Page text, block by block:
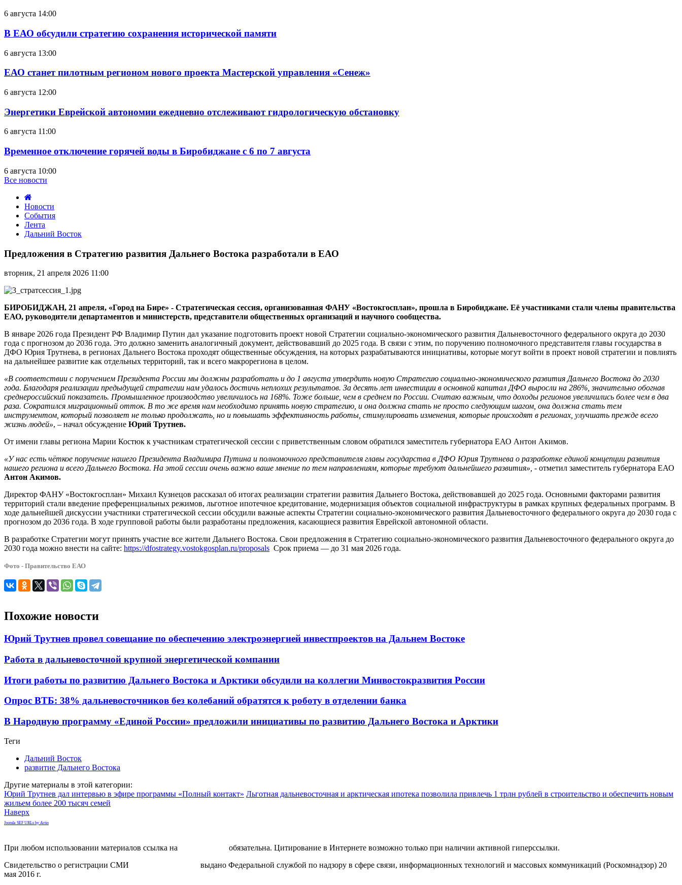
6 августа 14:00
В ЕАО обсудили стратегию сохранения исторической памяти
6 августа 13:00
ЕАО станет пилотным регионом нового проекта Мастерской управления «Сенеж»
6 августа 12:00
Энергетики Еврейской автономии ежедневно отслеживают гидрологическую обстановку
6 августа 11:00
Временное отключение горячей воды в Биробиджане с 6 по 7 августа
6 августа 10:00
Все новости
Новости
События
Лента
Дальний Восток
в
Стратегию
развития
Дальнего
Востока
разработали
в
ЕАО
Предложения в Стратегию развития Дальнего Востока разработали в ЕАО
вторник, 21 апреля 2026 11:00
БИРОБИДЖАН, 21 апреля, «Город на Бире» - Стратегическая сессия, организованная ФАНУ «Востокгосплан», прошла в Биробиджане. Её участниками стали члены правительства
ЕАО, руководители департаментов и министерств, представители общественных организаций и научного сообщества.
В январе 2026 года Президент РФ Владимир Путин дал указание подготовить проект новой Стратегии социально-экономического развития Дальневосточного федерального округа до 2030
года с прогнозом до 2036 года. Это должно заменить аналогичный документ, действовавший до 2025 года. В связи с этим, по поручению полномочного представителя главы государства в
ДФО Юрия Трутнева, в регионах Дальнего Востока проходят общественные обсуждения, на которых разрабатываются инициативы, которые могут войти в проект новой стратегии и повлиять
на дальнейшее развитие как отдельных территорий, так и всего макрорегиона в целом.
«В соответствии с поручением Президента России мы должны разработать и до 1 августа утвердить новую Стратегию социально-экономического развития Дальнего Востока до 2030
года. Благодаря реализации предыдущей стратегии нам удалось достичь неплохих результатов. За десять лет инвестиции в основной капитал ДФО выросли на 286%, значительно обогнав
среднероссийский показатель. Промышленное производство увеличилось на 168%. Тоже больше, чем в среднем по России. Считаю важным, что доходы регионов увеличились более чем в два
раза. Сократился миграционный отток. В то же время нам необходимо принять новую стратегию, и она должна стать не просто следующим шагом, она должна стать тем
инструментом, который позволяет не только продолжать, но и повышать эффективность работы, стимулировать изменения, которые происходят в регионах, улучшать прежде всего
жизнь людей», – начал обсуждение Юрий Трутнев.
От имени главы региона Марии Костюк к участникам стратегической сессии с приветственным словом обратился заместитель губернатора ЕАО Антон Акимов.
«У нас есть чёткое поручение нашего Президента Владимира Путина и полномочного представителя главы государства в ДФО Юрия Трутнева о разработке единой концепции развития
нашего региона и всего Дальнего Востока. На этой сессии очень важно ваше мнение по тем направлениям, которые требуют дальнейшего развития», - отметил заместитель губернатора ЕАО
Антон Акимов.
Директор ФАНУ «Востокгосплан» Михаил Кузнецов рассказал об итогах реализации стратегии развития Дальнего Востока, действовавшей до 2025 года. Основными факторами развития
территорий стали введение преференциальных режимов, льготное ипотечное кредитование, модернизация объектов социальной инфраструктуры в рамках крупных федеральных программ. В
ходе дальнейшей дискуссии участники стратегической сессии обсудили важные аспекты Стратегии социально-экономического развития Дальневосточного федерального округа до 2030 года с
прогнозом до 2036 года. В ходе групповой работы были разработаны предложения, касающиеся развития Еврейской автономной области.
В разработке Стратегии могут принять участие все жители Дальнего Востока. Свои предложения в Стратегию социально-экономического развития Дальневосточного федерального округа до
2030 года можно внести на сайте: https://dfostrategy.vostokgosplan.ru/proposals Срок приема — до 31 мая 2026 года.
Фото - Правительство ЕАО
Похожие новости
Юрий Трутнев провел совещание по обеспечению электроэнергией инвестпроектов на Дальнем Востоке
Работа в дальневосточной крупной энергетической компании
Итоги работы по развитию Дальнего Востока и Арктики обсудили на коллегии Минвостокразвития России
Опрос ВТБ: 38% дальневосточников без колебаний обратятся к роботу в отделении банка
В Народную программу «Единой России» предложили инициативы по развитию Дальнего Востока и Арктики
Теги
Дальний Восток
развитие Дальнего Востока
Другие материалы в этой категории:
Юрий Трутнев дал интервью в эфире программы «Полный контакт» Льготная дальневосточная и арктическая ипотека позволила привлечь 1 трлн рублей в строительство и обеспечить новым
жильем более 200 тысяч семей
Наверх
Joomla SEF URLs by Artio
При любом использовании материалов ссылка на
обязательна. Цитирование в Интернете возможно только при наличии активной гиперссылки.
Свидетельство о регистрации СМИ
выдано Федеральной службой по надзору в сфере связи, информационных технологий и массовых коммуникаций (Роскомнадзор) 20
мая 2016 г.